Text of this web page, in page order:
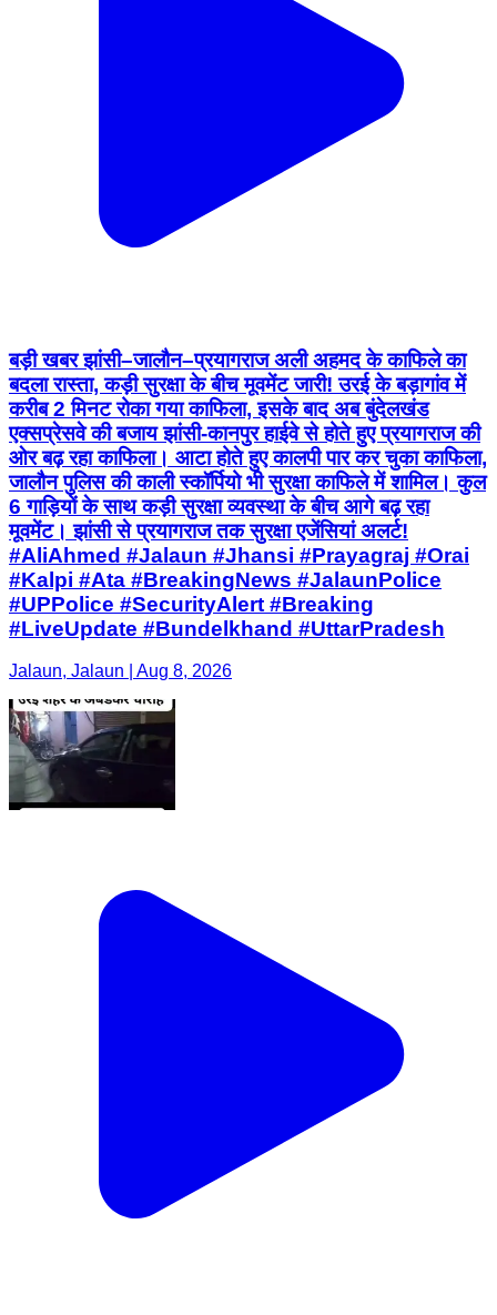
बड़ी खबर झांसी–जालौन–प्रयागराज अली अहमद के काफिले का
बदला रास्ता, कड़ी सुरक्षा के बीच मूवमेंट जारी! उरई के बड़ागांव में
करीब 2 मिनट रोका गया काफिला, इसके बाद अब बुंदेलखंड
एक्सप्रेसवे की बजाय झांसी-कानपुर हाईवे से होते हुए प्रयागराज की
ओर बढ़ रहा काफिला। आटा होते हुए कालपी पार कर चुका काफिला,
जालौन पुलिस की काली स्कॉर्पियो भी सुरक्षा काफिले में शामिल। कुल
6 गाड़ियों के साथ कड़ी सुरक्षा व्यवस्था के बीच आगे बढ़ रहा
मूवमेंट। झांसी से प्रयागराज तक सुरक्षा एजेंसियां अलर्ट!
#AliAhmed #Jalaun #Jhansi #Prayagraj #Orai
#Kalpi #Ata #BreakingNews #JalaunPolice
#UPPolice #SecurityAlert #Breaking
#LiveUpdate #Bundelkhand #UttarPradesh
Jalaun, Jalaun | Aug 8, 2026